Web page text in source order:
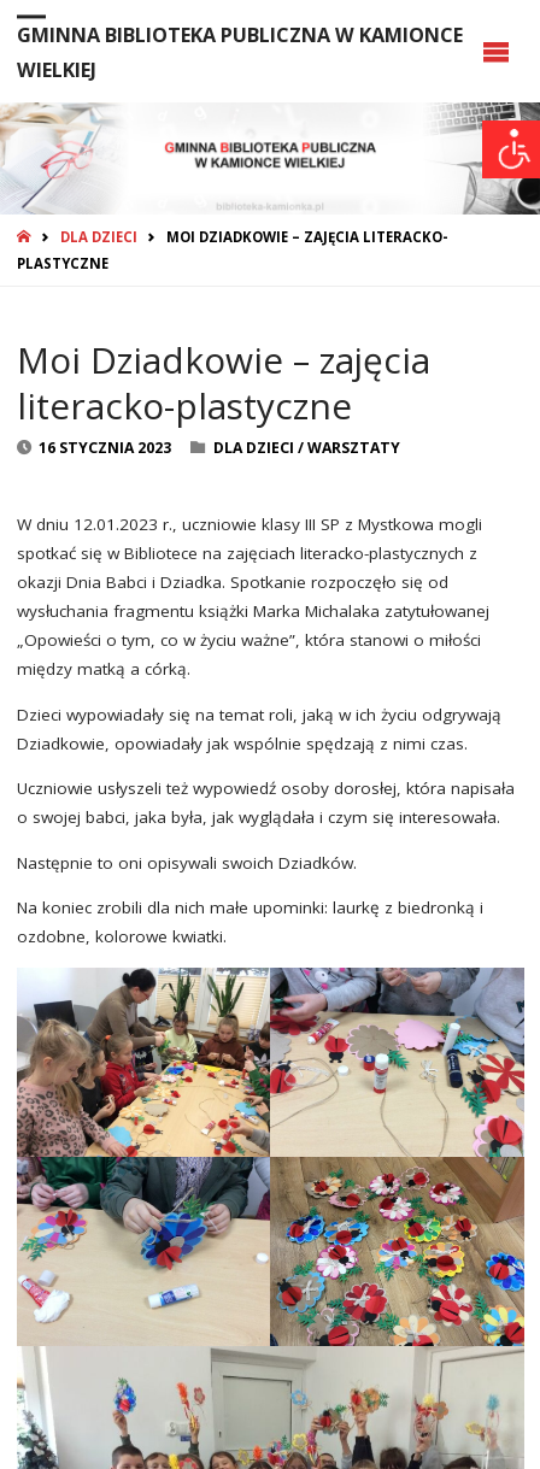
GMINNA BIBLIOTEKA PUBLICZNA W KAMIONCE
WIELKIEJ
STRONA
GŁÓWNA
DLA DZIECI
MOI DZIADKOWIE – ZAJĘCIA LITERACKO-
PLASTYCZNE
Moi Dziadkowie – zajęcia
literacko-plastyczne
16 STYCZNIA 2023 DLA DZIECI /WARSZTATY
W dniu 12.01.2023 r., uczniowie klasy III SP z Mystkowa mogli
spotkać się w Bibliotece na zajęciach literacko-plastycznych z
okazji Dnia Babci i Dziadka. Spotkanie rozpoczęło się od
wysłuchania fragmentu książki Marka Michalaka zatytułowanej
„Opowieści o tym, co w życiu ważne”, która stanowi o miłości
między matką a córką.
Dzieci wypowiadały się na temat roli, jaką w ich życiu odgrywają
Dziadkowie, opowiadały jak wspólnie spędzają z nimi czas.
Uczniowie usłyszeli też wypowiedź osoby dorosłej, która napisała
o swojej babci, jaka była, jak wyglądała i czym się interesowała.
Następnie to oni opisywali swoich Dziadków.
Na koniec zrobili dla nich małe upominki: laurkę z biedronką i
ozdobne, kolorowe kwiatki.